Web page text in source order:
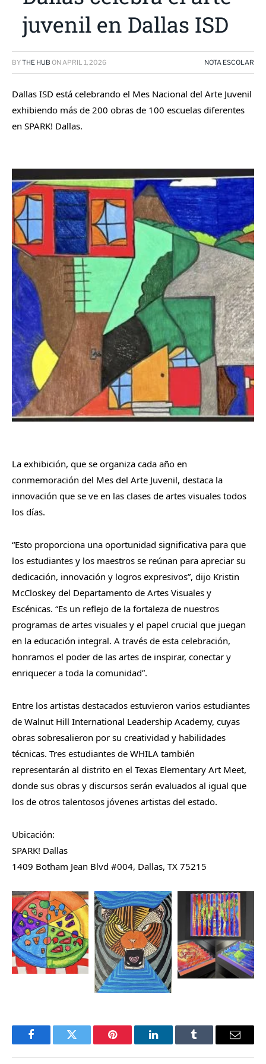
juvenil en Dallas ISD
BYTHE HUB ON APRIL 1, 2026 NOTA ESCOLAR
Dallas ISD está celebrando el Mes Nacional del Arte Juvenil
exhibiendo más de 200 obras de 100 escuelas diferentes
en SPARK! Dallas.
La exhibición, que se organiza cada año en
conmemoración del Mes del Arte Juvenil, destaca la
innovación que se ve en las clases de artes visuales todos
los días.
“Esto proporciona una oportunidad significativa para que
los estudiantes y los maestros se reúnan para apreciar su
dedicación, innovación y logros expresivos”, dijo Kristin
McCloskey del Departamento de Artes Visuales y
Escénicas. “Es un reflejo de la fortaleza de nuestros
programas de artes visuales y el papel crucial que juegan
en la educación integral. A través de esta celebración,
honramos el poder de las artes de inspirar, conectar y
enriquecer a toda la comunidad”.
Entre los artistas destacados estuvieron varios estudiantes
de Walnut Hill International Leadership Academy, cuyas
obras sobresalieron por su creatividad y habilidades
técnicas. Tres estudiantes de WHILA también
representarán al distrito en el Texas Elementary Art Meet,
donde sus obras y discursos serán evaluados al igual que
los de otros talentosos jóvenes artistas del estado.
Ubicación:
SPARK! Dallas
1409 Botham Jean Blvd #004, Dallas, TX 75215
FacebookTwitter Pinterest LinkedInTumblr Email